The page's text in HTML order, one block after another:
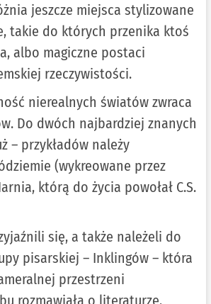
jeszcze miejsca stylizowane
takie do których przenika ktoś
albo magiczne postaci
rzeczywistości.
nierealnych światów zwraca
Do dwóch najbardziej znanych
– przykładów należy
(wykreowane przez
którą do życia powołał C.S.
się, a także należeli do
pisarskiej – Inklingów – która
przestrzeni
rozmawiała o literaturze,